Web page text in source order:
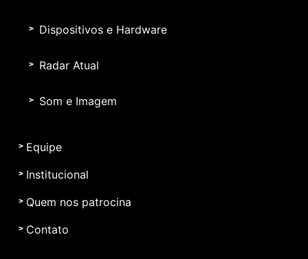
Dispositivos e Hardware
Radar Atual
Som e Imagem
Equipe
Institucional
Quem nos patrocina
Contato